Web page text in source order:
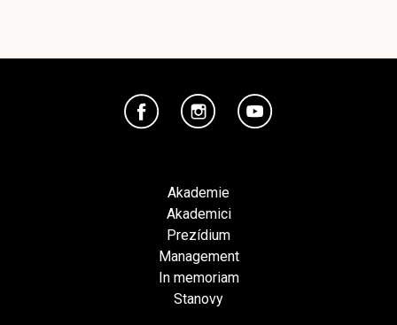
Akademie
Akademici
Prezídium
Management
In memoriam
Stanovy